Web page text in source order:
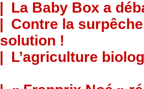
| La Baby Box a
| Contre la
!
| L’agriculture